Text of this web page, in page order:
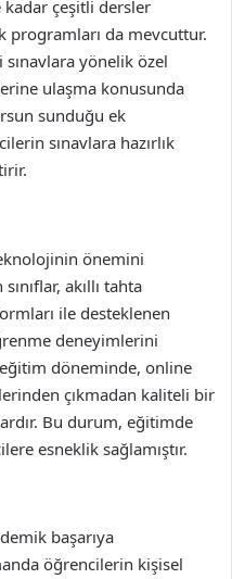
çeşitli dersler
programları da mevcuttur.
sınavlara yönelik özel
ulaşma konusunda
sunduğu ek
sınavlara hazırlık
önemini
akıllı tahta
ile desteklenen
deneyimlerini
döneminde, online
çıkmadan kaliteli bir
Bu durum, eğitimde
esneklik sağlamıştır.
başarıya
öğrencilerin kişisel